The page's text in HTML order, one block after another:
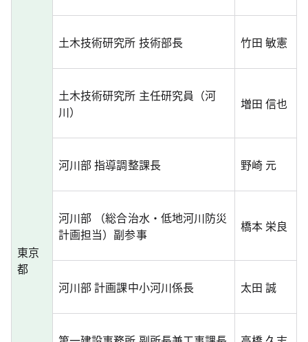
東京
都
土木技術研究所 技術部長 竹田 敏憲
土木技術研究所 主任研究員（河
川）
増田 信也
河川部 指導調整課長 野崎 元
河川部 （総合治水・低地河川防災
計画担当）副参事
橋本 栄良
河川部 計画課中小河川係長 太田 誠